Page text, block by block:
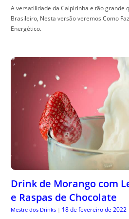
A versatilidade da Caipirinha e tão grande
Brasileiro, Nesta versão veremos Como
Energético.
Drink de Morango com
e Raspas de Chocolate
Mestre dos Drinks | 18 de fevereiro de 2022